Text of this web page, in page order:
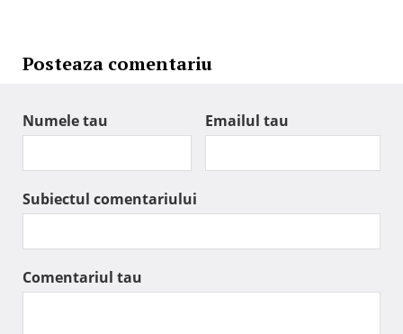
Posteaza comentariu
Numele tau Emailul tau
Subiectul comentariului
Comentariul tau